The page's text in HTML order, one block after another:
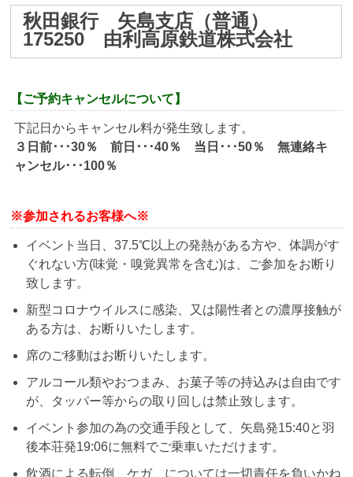
秋田銀行 矢島支店（普通）
175250 由利高原鉄道株式会社
【ご予約キャンセルについて】
下記日からキャンセル料が発生致します。
３日前･･･30％ 前日･･･40％ 当日･･･50％ 無連絡キ
ャンセル･･･100％
※参加されるお客様へ※
イベント当日、37.5℃以上の発熱がある方や、体調がす
ぐれない方(味覚・嗅覚異常を含む)は、ご参加をお断り
致します。
新型コロナウイルスに感染、又は陽性者との濃厚接触が
ある方は、お断りいたします。
席のご移動はお断りいたします。
アルコール類やおつまみ、お菓子等の持込みは自由です
が、タッパー等からの取り回しは禁止致します。
イベント参加の為の交通手段として、矢島発15:40と羽
後本荘発19:06に無料でご乗車いただけます。
飲酒による転倒、ケガ、については一切責任を負いかね